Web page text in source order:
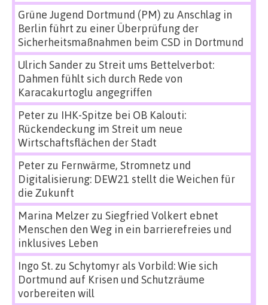
Grüne Jugend Dortmund (PM) zu Anschlag in
Berlin führt zu einer Überprüfung der
Sicherheitsmaßnahmen beim CSD in Dortmund
Ulrich Sanderzu Streit ums Bettelverbot:
Dahmen fühlt sich durch Rede von
Karacakurtoglu angegriffen
Peterzu IHK-Spitze bei OB Kalouti:
Rückendeckung im Streit um neue
Wirtschaftsflächen der Stadt
Peterzu Fernwärme, Stromnetz und
Digitalisierung: DEW21 stellt die Weichen für
die Zukunft
Marina Melzerzu Siegfried Volkert ebnet
Menschen den Weg in ein barrierefreies und
inklusives Leben
Ingo St.zu Schytomyr als Vorbild: Wie sich
Dortmund auf Krisen und Schutzräume
vorbereiten will